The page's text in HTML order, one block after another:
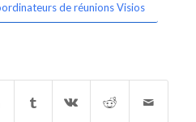
de réunions Visios